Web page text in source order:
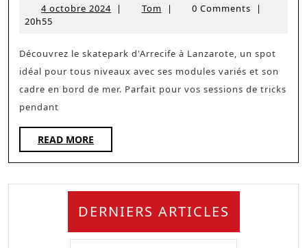
Lanzarote,
Canaris
4 octobre 20244
| TomTom
| 0 Comments
|
20h55
Découvrez le skatepark d'Arrecife à Lanzarote, un spot
idéal pour tous niveaux avec ses modules variés et son
cadre en bord de mer. Parfait pour vos sessions de tricks
pendant
READ MORE
MORE
DERNIERS ARTICLES